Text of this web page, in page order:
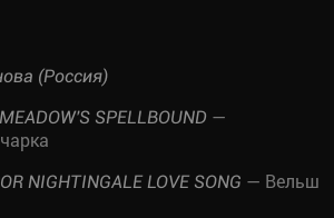
(Россия)
SPELLBOUND —
NIGHTINGALE LOVE SONG — Вельш